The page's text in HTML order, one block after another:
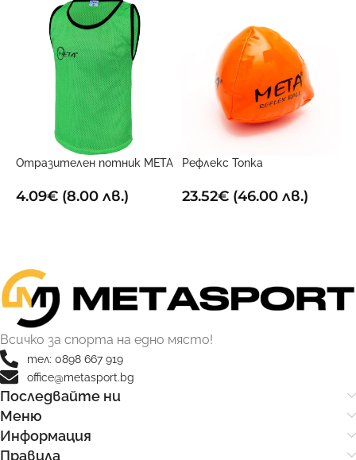
Отразителен потник META
4.09€ (8.00 лв.)
Рефлекс Топка
23.52€(46.00 лв.)
Всичко за спорта на едно място!
тел: 0898 667 919
office@metasport.bg
Последвайте ни
Меню
Информация
Правила